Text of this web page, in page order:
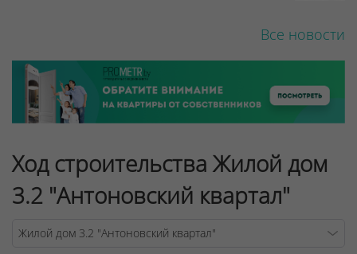
Все новости
Ход строительства Жилой дом
3.2 "Антоновский квартал"